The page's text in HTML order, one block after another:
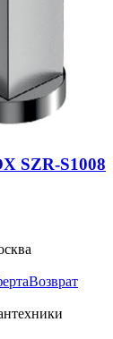
SZR-S1008
Возврат